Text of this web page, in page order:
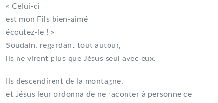
« Celui-ci
est mon Fils bien-aimé :
écoutez-le ! »
Soudain, regardant tout autour,
ils ne virent plus que Jésus seul avec eux.
Ils descendirent de la montagne,
et Jésus leur ordonna de ne raconter à personne ce